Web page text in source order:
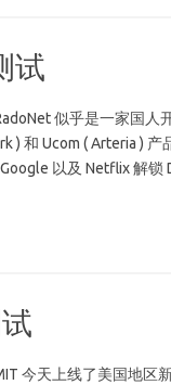
试
似乎是一家国人
) 和 Ucom ( Arteria )
以及 Netflix 解
今天上线了美国地区